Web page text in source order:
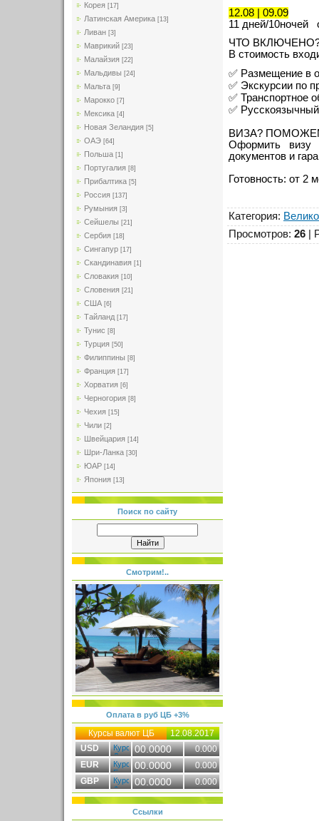
Корея [17]
Латинская Америка [13]
Ливан [3]
Маврикий [23]
Малайзия [22]
Мальдивы [24]
Мальта [9]
Марокко [7]
Мексика [4]
Новая Зеландия [5]
ОАЭ [64]
Польша [1]
Португалия [8]
Прибалтика [5]
Россия [137]
Румыния [3]
Сейшелы [21]
Сербия [18]
Сингапур [17]
Скандинавия [1]
Словакия [10]
Словения [21]
США [6]
Тайланд [17]
Тунис [8]
Турция [50]
Филиппины [8]
Франция [17]
Хорватия [6]
Черногория [8]
Чехия [15]
Чили [2]
Швейцария [14]
Шри-Ланка [30]
ЮАР [14]
Япония [13]
Поиск по сайту
Смотрим!..
Оплата в руб ЦБ +3%
Курсы валют ЦБ
12.08.2017
USD
00.0000
0.000
EUR
00.0000
0.000
GBP
00.0000 0.000
Ссылки
12.08 | 09.09
11 дней/10ночей
ЧТО
В стоимость
✅ Размещение в
✅ Экскурсии по
✅ Транспортное
✅
ВИЗА?
Оформить визу
документов и
Готовность: от 2
Категория:
Просмотров: 26